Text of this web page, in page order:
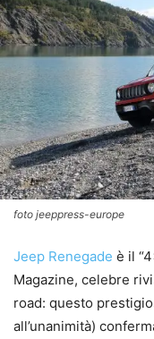
foto jeeppress-europe
Jeep Renegade è il
Magazine, celebre
road: questo
all’unanimità)